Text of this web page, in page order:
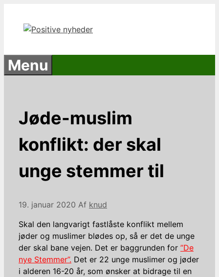
indhold
Menu
Jøde-muslim
konflikt: der skal
unge stemmer til
19. januar 2020 Af knud
Skal den langvarigt fastlåste konflikt mellem
jøder og muslimer blødes op, så er det de unge
der skal bane vejen. Det er baggrunden for ”De
nye Stemmer”. Det er 22 unge muslimer og jøder
i alderen 16-20 år, som ønsker at bidrage til en